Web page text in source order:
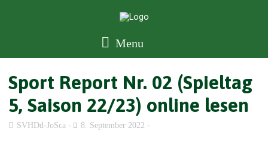
Menu
Sport Report Nr. 02 (Spieltag
5, Saison 22/23) online lesen
SVHDd-JoSca 8. September 2022